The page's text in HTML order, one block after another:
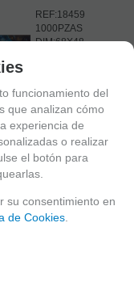
€
REF:18459
1000PZAS
DIM:68X48
EN STOCK
+
funcionamiento del
que analizan cómo
experiencia de
o realizar
el botón para
su consentimiento en
de Cookies